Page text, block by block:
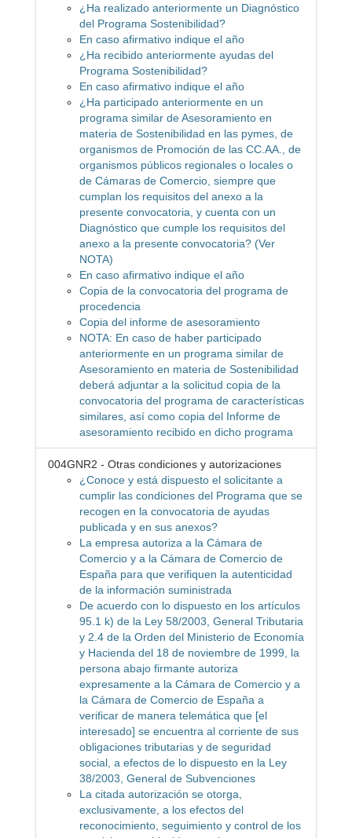
¿Ha realizado anteriormente un Diagnóstico
del Programa Sostenibilidad?
En caso afirmativo indique el año
¿Ha recibido anteriormente ayudas del
Programa Sostenibilidad?
En caso afirmativo indique el año
¿Ha participado anteriormente en un
programa similar de Asesoramiento en
materia de Sostenibilidad en las pymes, de
organismos de Promoción de las CC.AA., de
organismos públicos regionales o locales o
de Cámaras de Comercio, siempre que
cumplan los requisitos del anexo a la
presente convocatoria, y cuenta con un
Diagnóstico que cumple los requisitos del
anexo a la presente convocatoria? (Ver
NOTA)
En caso afirmativo indique el año
Copia de la convocatoria del programa de
procedencia
Copia del informe de asesoramiento
NOTA: En caso de haber participado
anteriormente en un programa similar de
Asesoramiento en materia de Sostenibilidad
deberá adjuntar a la solicitud copia de la
convocatoria del programa de características
similares, así como copia del Informe de
asesoramiento recibido en dicho programa
004GNR2 - Otras condiciones y autorizaciones
¿Conoce y está dispuesto el solicitante a
cumplir las condiciones del Programa que se
recogen en la convocatoria de ayudas
publicada y en sus anexos?
La empresa autoriza a la Cámara de
Comercio y a la Cámara de Comercio de
España para que verifiquen la autenticidad
de la información suministrada
De acuerdo con lo dispuesto en los artículos
95.1 k) de la Ley 58/2003, General Tributaria
y 2.4 de la Orden del Ministerio de Economía
y Hacienda del 18 de noviembre de 1999, la
persona abajo firmante autoriza
expresamente a la Cámara de Comercio y a
la Cámara de Comercio de España a
verificar de manera telemática que [el
interesado] se encuentra al corriente de sus
obligaciones tributarias y de seguridad
social, a efectos de lo dispuesto en la Ley
38/2003, General de Subvenciones
La citada autorización se otorga,
exclusivamente, a los efectos del
reconocimiento, seguimiento y control de los